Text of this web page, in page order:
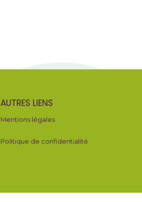
AUTRES LIENS
Mentions légales
Politique de confidentialité